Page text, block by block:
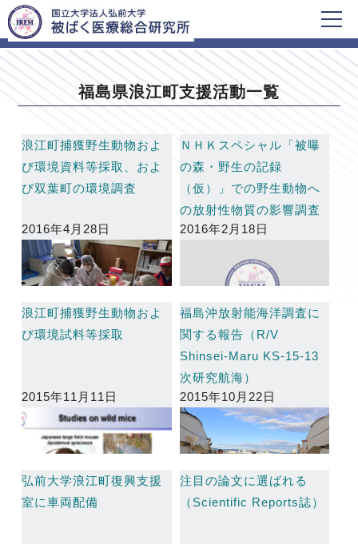
HOME 福島県浪江町支援活動一覧
福島県浪江町支援活動一覧
浪江町捕獲野生動物およ
び環境資料等採取、およ
び双葉町の環境調査
2016年4月28日
ＮＨＫスペシャル「被曝
の森・野生の記録
（仮）」での野生動物へ
の放射性物質の影響調査
に関する放映について
2016年2月18日
浪江町捕獲野生動物およ
び環境試料等採取
2015年11月11日
福島沖放射能海洋調査に
関する報告（R/V
Shinsei-Maru KS-15-13
次研究航海）
2015年10月22日
弘前大学浪江町復興支援
室に車両配備
注目の論文に選ばれる
（Scientific Reports誌）